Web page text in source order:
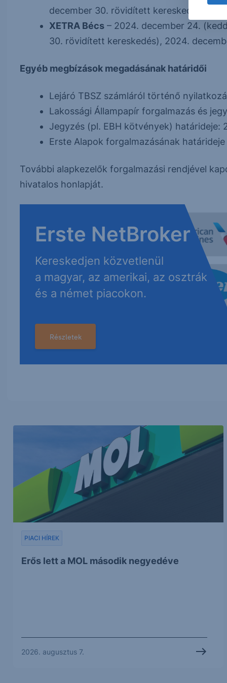
december 30. rövidített kereskedés),
XETRA Bécs– 2024. december 24.
30. rövidített kereskedés), 2024.
Egyéb megbízások megadásának határidői
Lejáró TBSZ számláról történő
Lakossági Állampapír forgalmazás és
Jegyzés (pl. EBH kötvények) határideje:
Erste Alapok forgalmazásának
További alapkezelők forgalmazási rendjével
hivatalos honlapját.
Erste NetBroker
Kereskedjen közvetlenül
a magyar, az amerikai, az osztrák
és a német piacokon.
Részletek
Erős lett a MOL második negyedéve
PIACI HÍREK
2026. augusztus 7.